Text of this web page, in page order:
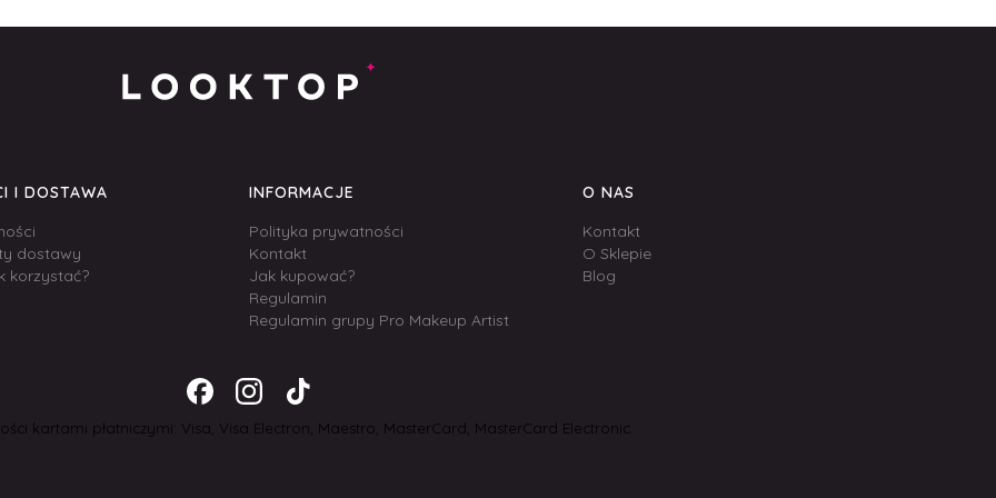
I DOSTAWA
dostawy
korzystać?
INFORMACJE
Polityka prywatności
Kontakt
Jak kupować?
Regulamin
Regulamin grupy Pro Makeup Artist
O NAS
Kontakt
O Sklepie
Blog
kartami płatniczymi: Visa, Visa Electron, Maestro, MasterCard, MasterCard Electronic.